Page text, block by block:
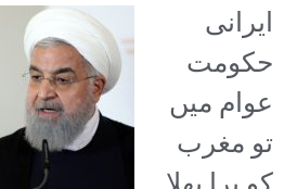
ایرانی
حکومت
عوام میں
تو مغرب